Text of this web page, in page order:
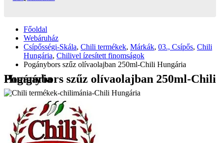
Főoldal
Webáruház
Csípősségi-Skála, Chili termékek, Márkák, 03., Csípős, Chili
Hungária, Chilivel ízesített finomságok
Pogánybors szűz olívaolajban 250ml-Chili Hungária
Pogánybors szűz olívaolajban 250ml-Chili Hungária